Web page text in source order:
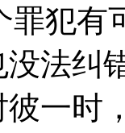
罪犯有
没法纠
彼一时